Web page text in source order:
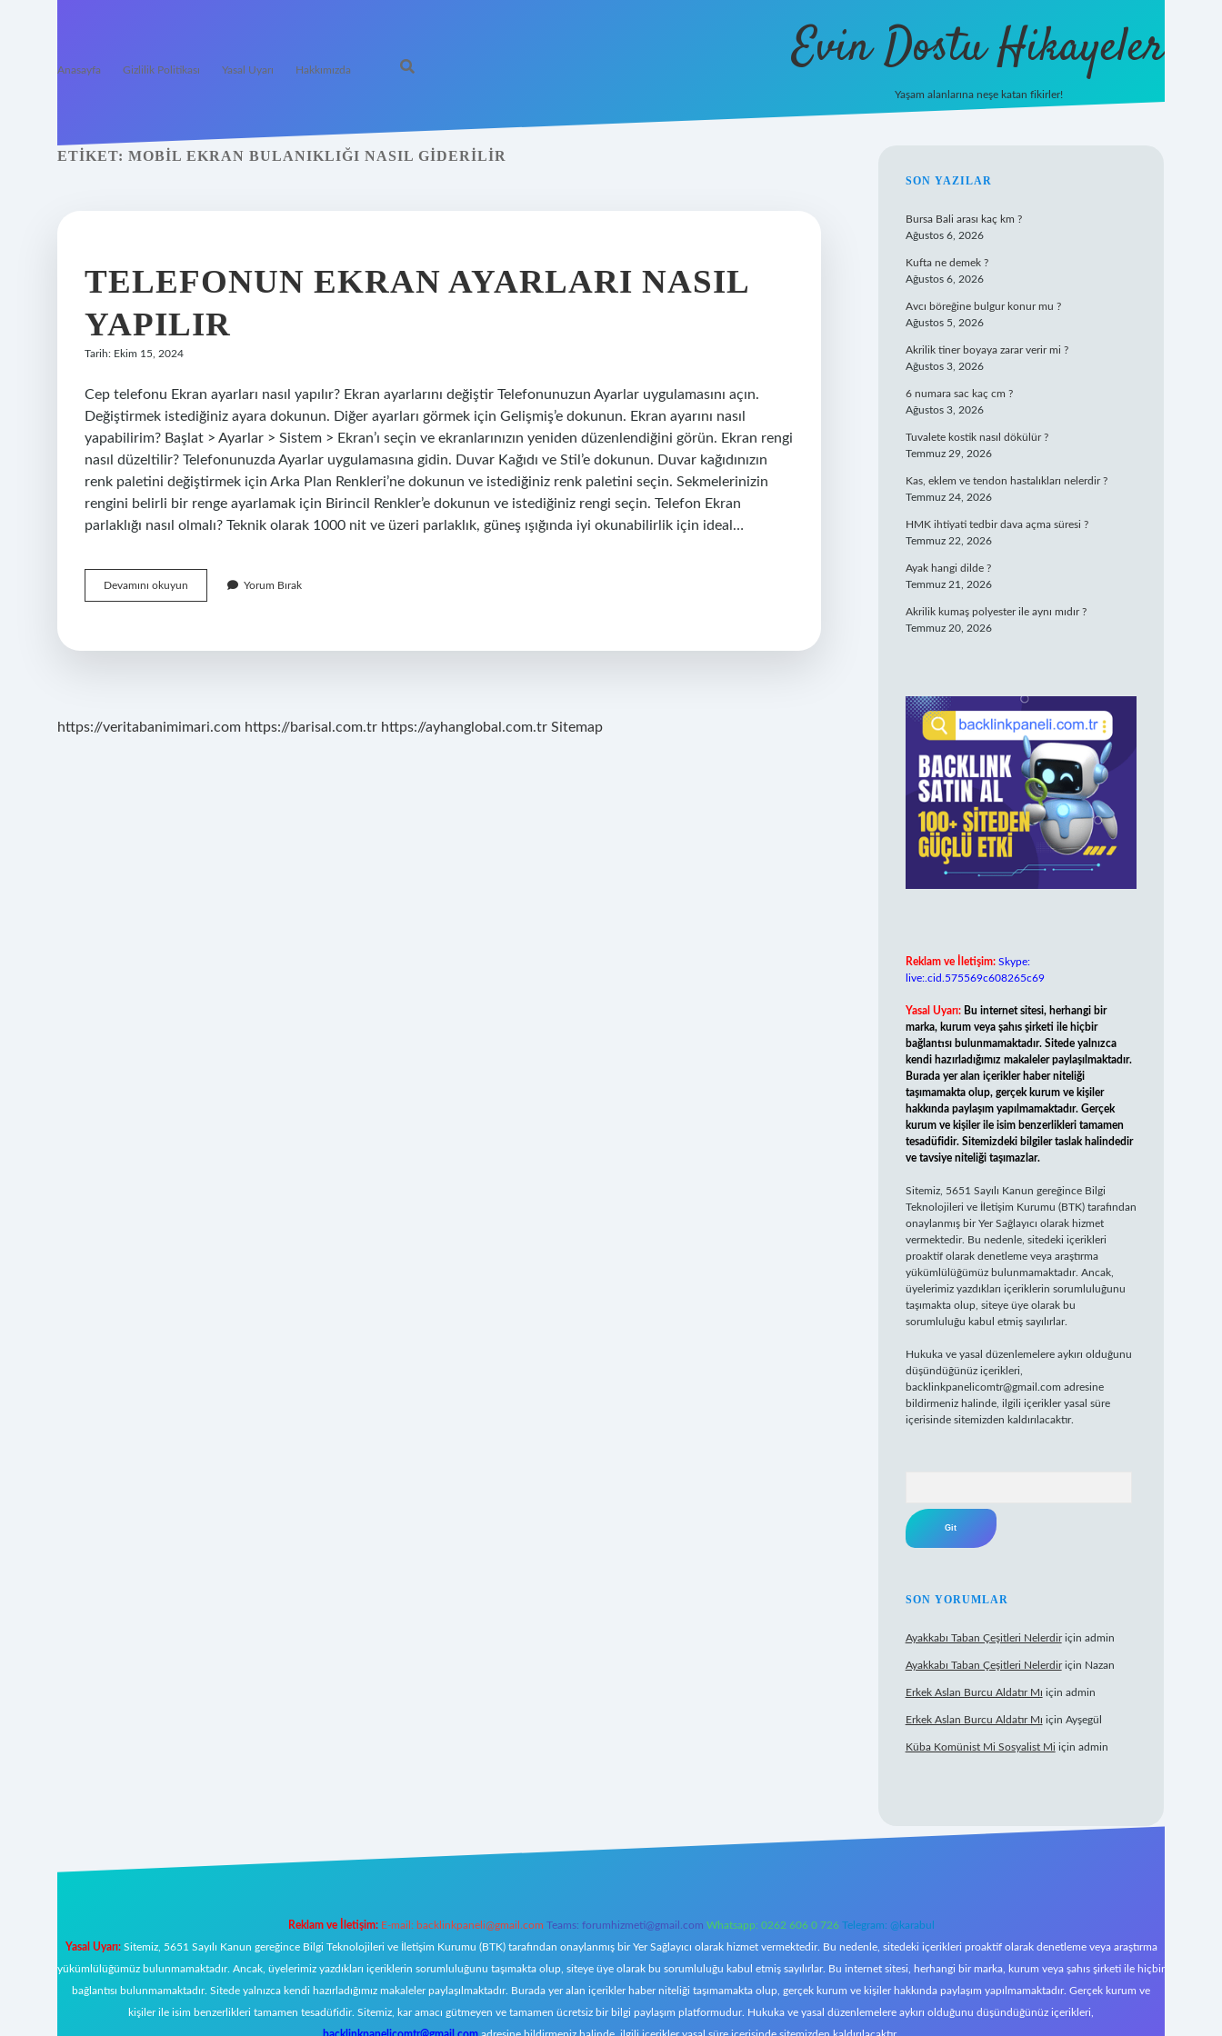
Anasayfa Gizlilik Politikası Yasal Uyarı Hakkımızda Evin Dostu Hikayeler
Yaşam alanlarına neşe katan fikirler!
ETIKET: MOBIL EKRAN BULANIKLIĞI NASIL GIDERILIR
TELEFONUN EKRAN AYARLARI NASIL
YAPILIR
Tarih: Ekim 15, 2024
Cep telefonu Ekran ayarları nasıl yapılır? Ekran ayarlarını değiştir Telefonunuzun Ayarlar uygulamasını açın.
Değiştirmek istediğiniz ayara dokunun. Diğer ayarları görmek için Gelişmiş’e dokunun. Ekran ayarını nasıl
yapabilirim? Başlat > Ayarlar > Sistem > Ekran’ı seçin ve ekranlarınızın yeniden düzenlendiğini görün. Ekran rengi
nasıl düzeltilir? Telefonunuzda Ayarlar uygulamasına gidin. Duvar Kağıdı ve Stil’e dokunun. Duvar kağıdınızın
renk paletini değiştirmek için Arka Plan Renkleri’ne dokunun ve istediğiniz renk paletini seçin. Sekmelerinizin
rengini belirli bir renge ayarlamak için Birincil Renkler’e dokunun ve istediğiniz rengi seçin. Telefon Ekran
parlaklığı nasıl olmalı? Teknik olarak 1000 nit ve üzeri parlaklık, güneş ışığında iyi okunabilirlik için ideal…
Devamını okuyun Telefonun
Ekran
Yapılır
Yorum Bırak
https://veritabanimimari.com https://barisal.com.tr https://ayhanglobal.com.tr Sitemap
SIDEBAR
SON YAZILAR
Bursa Bali arası kaç km ?
Ağustos 6, 2026
Kufta ne demek ?
Ağustos 6, 2026
Avcı böreğine bulgur konur mu ?
Ağustos 5, 2026
Akrilik tiner boyaya zarar verir mi ?
Ağustos 3, 2026
6 numara sac kaç cm ?
Ağustos 3, 2026
Tuvalete kostik nasıl dökülür ?
Temmuz 29, 2026
Kas, eklem ve tendon hastalıkları nelerdir ?
Temmuz 24, 2026
HMK ihtiyati tedbir dava açma süresi ?
Temmuz 22, 2026
Ayak hangi dilde ?
Temmuz 21, 2026
Akrilik kumaş polyester ile aynı mıdır ?
Temmuz 20, 2026
Reklam ve İletişim: Skype:
live:.cid.575569c608265c69
Yasal Uyarı: Bu internet sitesi, herhangi bir
marka, kurum veya şahıs şirketi ile hiçbir
bağlantısı bulunmamaktadır. Sitede yalnızca
kendi hazırladığımız makaleler paylaşılmaktadır.
Burada yer alan içerikler haber niteliği
taşımamakta olup, gerçek kurum ve kişiler
hakkında paylaşım yapılmamaktadır. Gerçek
kurum ve kişiler ile isim benzerlikleri tamamen
tesadüfidir. Sitemizdeki bilgiler taslak halindedir
ve tavsiye niteliği taşımazlar.
Sitemiz, 5651 Sayılı Kanun gereğince Bilgi
Teknolojileri ve İletişim Kurumu (BTK) tarafından
onaylanmış bir Yer Sağlayıcı olarak hizmet
vermektedir. Bu nedenle, sitedeki içerikleri
proaktif olarak denetleme veya araştırma
yükümlülüğümüz bulunmamaktadır. Ancak,
üyelerimiz yazdıkları içeriklerin sorumluluğunu
taşımakta olup, siteye üye olarak bu
sorumluluğu kabul etmiş sayılırlar.
Hukuka ve yasal düzenlemelere aykırı olduğunu
düşündüğünüz içerikleri,
backlinkpanelicomtr@gmail.com adresine
bildirmeniz halinde, ilgili içerikler yasal süre
içerisinde sitemizden kaldırılacaktır.
SON YORUMLAR
Ayakkabı Taban Çeşitleri Nelerdiriçin admin
Ayakkabı Taban Çeşitleri Nelerdiriçin Nazan
Erkek Aslan Burcu Aldatır Mı için admin
Erkek Aslan Burcu Aldatır Mı için Ayşegül
Küba Komünist Mi Sosyalist Mi için admin
Reklam ve İletişim: E-mail: backlinkpaneli@gmail.com Teams: forumhizmeti@gmail.com Whatsapp: 0262 606 0 726 Telegram: @karabul
Yasal Uyarı:Sitemiz, 5651 Sayılı Kanun gereğince Bilgi Teknolojileri ve İletişim Kurumu (BTK) tarafından onaylanmış bir Yer Sağlayıcı olarak hizmet vermektedir. Bu nedenle, sitedeki içerikleri proaktif olarak denetleme veya araştırma
yükümlülüğümüz bulunmamaktadır. Ancak, üyelerimiz yazdıkları içeriklerin sorumluluğunu taşımakta olup, siteye üye olarak bu sorumluluğu kabul etmiş sayılırlar. Bu internet sitesi, herhangi bir marka, kurum veya şahıs şirketi ile hiçbir
bağlantısı bulunmamaktadır. Sitede yalnızca kendi hazırladığımız makaleler paylaşılmaktadır. Burada yer alan içerikler haber niteliği taşımamakta olup, gerçek kurum ve kişiler hakkında paylaşım yapılmamaktadır. Gerçek kurum ve
kişiler ile isim benzerlikleri tamamen tesadüfidir. Sitemiz, kar amacı gütmeyen ve tamamen ücretsiz bir bilgi paylaşım platformudur. Hukuka ve yasal düzenlemelere aykırı olduğunu düşündüğünüz içerikleri,